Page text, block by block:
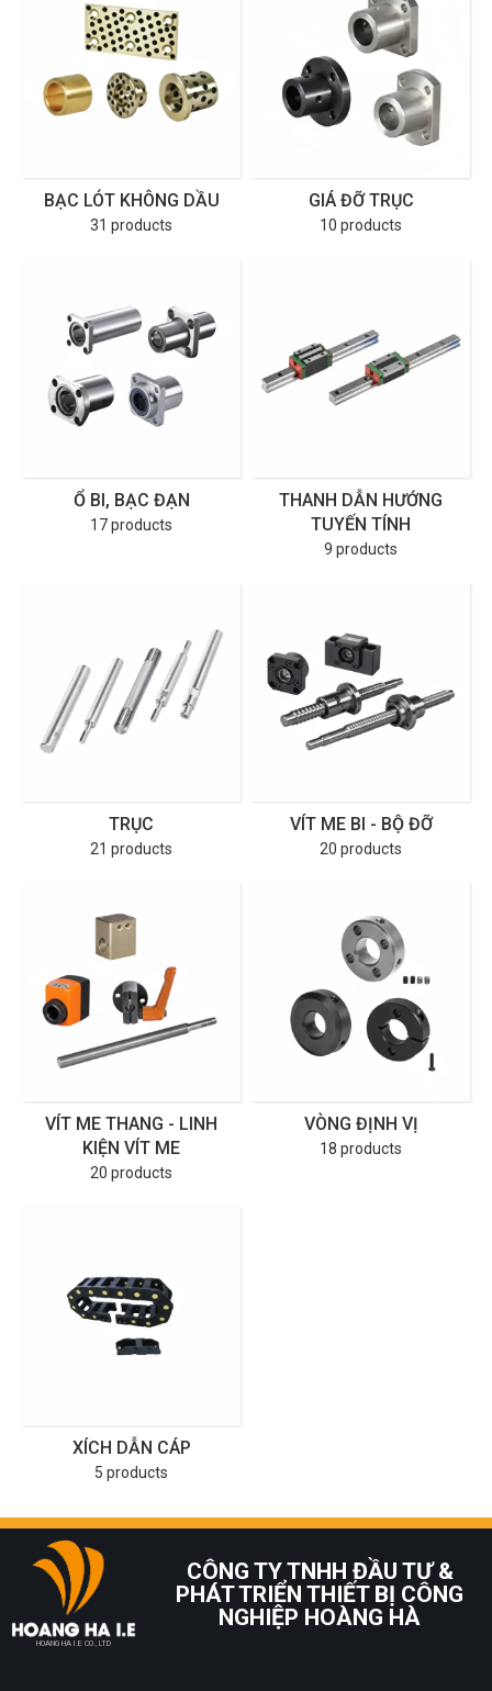
BẠC LÓT KHÔNG DẦU
31 products
GIÁ ĐỠ TRỤC
10 products
Ổ BI, BẠC ĐẠN
17 products
THANH DẪN HƯỚNG
TUYẾN TÍNH
9 products
TRỤC
21 products
VÍT ME BI - BỘ ĐỠ
20 products
VÍT ME THANG - LINH
KIỆN VÍT ME
20 products
VÒNG ĐỊNH VỊ
18 products
XÍCH DẪN CÁP
5 products
HOANG HA I.E CO., LTD
CÔNG TY TNHH ĐẦU TƯ &
PHÁT TRIỂN THIẾT BỊ CÔNG
NGHIỆP HOÀNG HÀ